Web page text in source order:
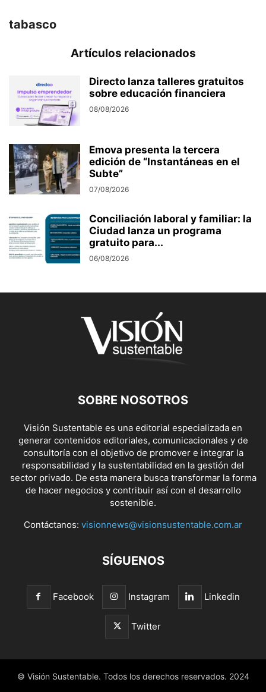
tabasco
Artículos relacionados
Directo lanza talleres gratuitos
sobre educación financiera
08/08/2026
Emova presenta la tercera
edición de “Instantáneas en el
Subte”
07/08/2026
Conciliación laboral y familiar: la
Ciudad lanza un programa
gratuito para...
06/08/2026
SOBRE NOSOTROS
Visión Sustentable es una editorial especializada en
generar contenidos editoriales, comunicacionales y de
consultoría con el objetivo de promover e integrar la
responsabilidad y la sustentabilidad en la gestión del
sector privado. De esta manera busca transformar la forma
de hacer negocios y contribuir así con el desarrollo
sostenible.
Contáctanos: visionnews@visionsustentable.com.ar
SÍGUENOS
Facebook Instagram Linkedin
Twitter
© Visión Sustentable. Todos los derechos reservados. 2024